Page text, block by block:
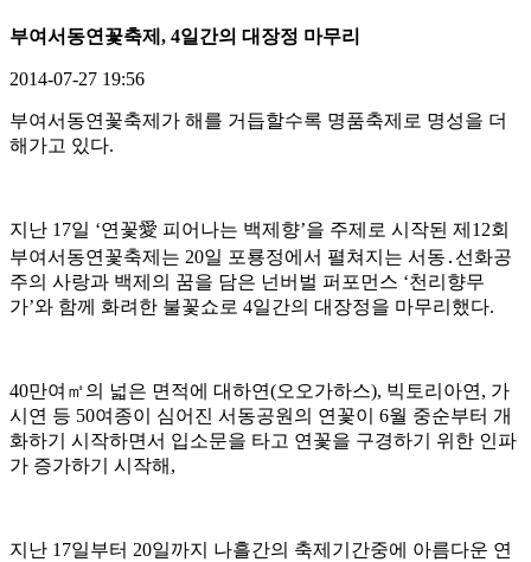
부여서동연꽃축제, 4일간의 대장정 마무리
2014-07-27 19:56
부여서동연꽃축제가 해를 거듭할수록 명품축제로 명성을 더
해가고 있다.
지난 17일 ‘연꽃愛 피어나는 백제향’을 주제로 시작된 제12회
부여서동연꽃축제는 20일 포룡정에서 펼쳐지는 서동․선화공
주의 사랑과 백제의 꿈을 담은 넌버벌 퍼포먼스 ‘천리향무
가’와 함께 화려한 불꽃쇼로 4일간의 대장정을 마무리했다.
40만여㎡의 넓은 면적에 대하연(오오가하스), 빅토리아연, 가
시연 등 50여종이 심어진 서동공원의 연꽃이 6월 중순부터 개
화하기 시작하면서 입소문을 타고 연꽃을 구경하기 위한 인파
가 증가하기 시작해,
지난 17일부터 20일까지 나흘간의 축제기간중에 아름다운 연